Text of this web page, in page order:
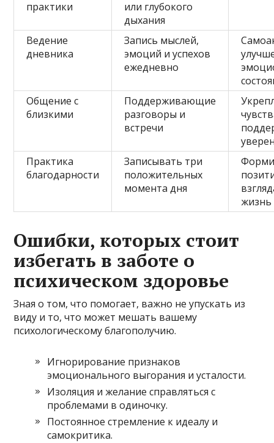
практики
или глубокого
дыхания
Ведение
дневника
Запись мыслей,
эмоций и успехов
ежедневно
Общение с
близкими
Поддерживающие
разговоры и
встречи
Практика
благодарности
Записывать три
положительных
момента дня
жизнь
Ошибки, которых стоит
избегать в заботе о
психическом здоровье
Зная о том, что помогает, важно не упускать из
виду и то, что может мешать вашему
психологическому благополучию.
Игнорирование признаков
эмоционального выгорания и усталости.
Изоляция и желание справляться с
проблемами в одиночку.
Постоянное стремление к идеалу и
самокритика.